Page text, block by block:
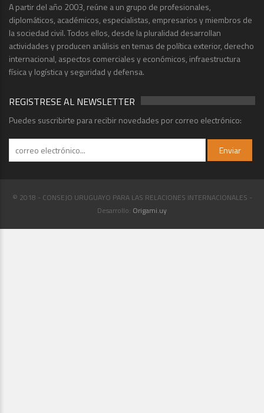
A partir del año 2003, reúne a un grupo de profesionales,
diplomáticos, académicos, especialistas, empresarios y miembros de
la sociedad civil. Todos ellos, desde la pluralidad desarrollan
actividades y producen análisis en temas de política exterior, derecho
internacional, aspectos comerciales y económicos, infraestructura
física y logística y seguridad y defensa.
REGISTRESE AL NEWSLETTER
Puedes suscribirte para recibir novedades por correo electrónico:
© 2018 - CONSEJO URUGUAYO PARA LAS RELACIONES INTERNACIONALES -
Desarrollo: Origami.uy